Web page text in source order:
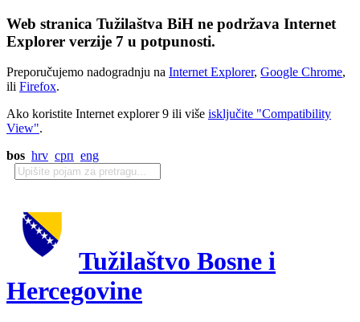
Web stranica Tužilaštva BiH ne podržava Internet
Explorer verzije 7 u potpunosti.
Preporučujemo nadogradnju na Internet Explorer, Google Chrome,
ili Firefox.
Ako koristite Internet explorer 9 ili više isključite "Compatibility
View".
bos hrv срп eng
Tužilaštvo Bosne i
Hercegovine